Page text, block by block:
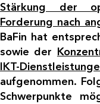
Stärkung der
Forderung nach
BaFin hat
sowie der
IKT-
aufgenommen.
Schwerpunkte